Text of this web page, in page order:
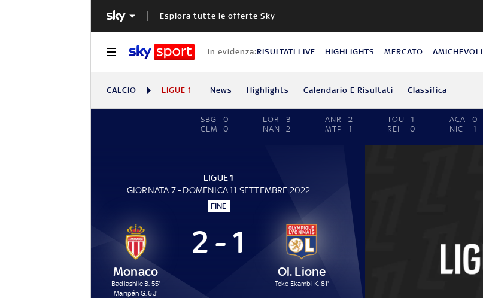
Esplora tutte le offerte Sky
In evidenza:RISULTATI LIVE HIGHLIGHTS MERCATO AMICHEVOLI
CALCIO LIGUE 1 News Highlights Calendario E Risultati Classifica
SBG
0
CLM
0
LOR
3
NAN
2
ANR
2
MTP
1
TOU
1
REI
0
ACA
0
NIC
1
LIGUE 1
GIORNATA 7 - DOMENICA 11 SETTEMBRE 2022
FINE
Monaco
Badiashile B. 55'
Maripán G. 63'
2 - 1
Ol. Lione
Toko Ekambi K. 81'